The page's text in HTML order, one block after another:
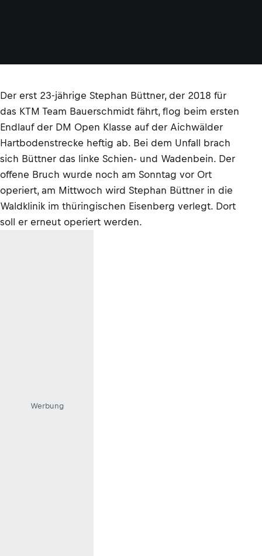
Der erst 23-jährige Stephan Büttner, der 2018 für
das KTM Team Bauerschmidt fährt, flog beim ersten
Endlauf der DM Open Klasse auf der Aichwälder
Hartbodenstrecke heftig ab. Bei dem Unfall brach
sich Büttner das linke Schien- und Wadenbein. Der
offene Bruch wurde noch am Sonntag vor Ort
operiert, am Mittwoch wird Stephan Büttner in die
Waldklinik im thüringischen Eisenberg verlegt. Dort
soll er erneut operiert werden.
Werbung